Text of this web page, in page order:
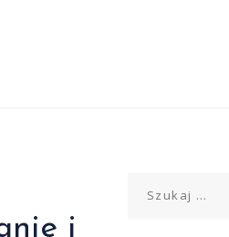
i